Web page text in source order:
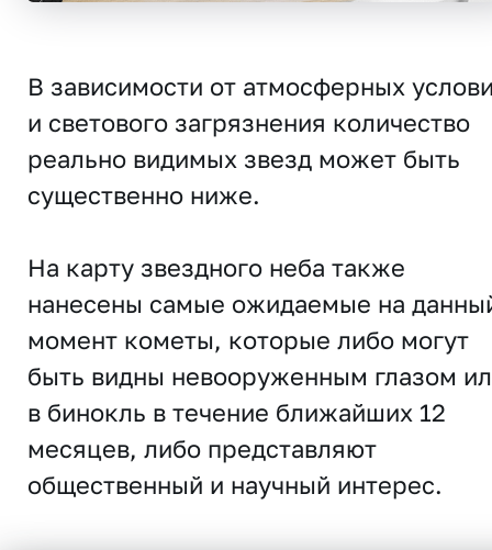
В зависимости от атмосферных
и светового загрязнения количество
реально видимых звезд может быть
существенно ниже.
На карту звездного неба также
нанесены самые ожидаемые на
момент кометы, которые либо могут
быть видны невооруженным глазом
в бинокль в течение ближайших 12
месяцев, либо представляют
общественный и научный интерес.